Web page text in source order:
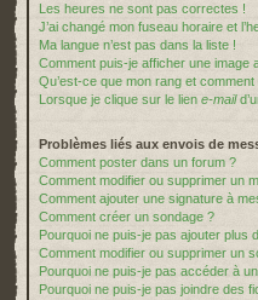
Les heures ne sont pas correctes !
J’ai changé mon fuseau horaire et
Ma langue n’est pas dans la liste !
Comment puis-je afficher une image
Qu’est-ce que mon rang et comment
Lorsque je clique sur le lien e-mail
Problèmes liés aux envois de
Comment poster dans un forum ?
Comment modifier ou supprimer un
Comment ajouter une signature à
Comment créer un sondage ?
Pourquoi ne puis-je pas ajouter plus
Comment modifier ou supprimer un
Pourquoi ne puis-je pas accéder à
Pourquoi ne puis-je pas joindre des